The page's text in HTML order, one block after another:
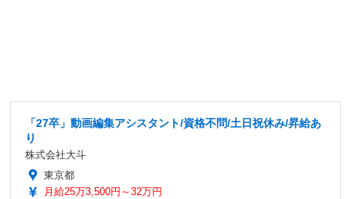
「27卒」動画編集アシスタント/資格不問/土日祝休み/昇給あ
り
株式会社大斗
東京都
月給25万3,500円～32万円